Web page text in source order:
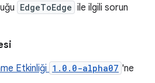
EdgeToEdge ile ilgili sorun
Etkinliği 1.0.0-alpha07 'ne